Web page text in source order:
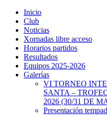
Inicio
Club
Noticias
Xornadas libre acceso
Horarios partidos
Resultados
Equipos 2025-2026
Galerías
VI TORNEO
SANTA –
2026 (30/31 DE
Presentación